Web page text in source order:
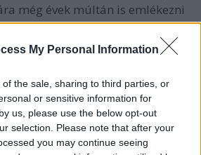
My Personal Information
the sale, sharing to third parties, or
or sensitive information for
us, please use the below opt-out
selection. Please note that after your
you may continue seeing
még évek múltán is emlékezni
földhöz a Holtodiglan, a Vadon
nagyon meggyőző volt, de
hosszú évek óta örvendeztet
jobb alakításokkal, így idén
(FilmBaráth).